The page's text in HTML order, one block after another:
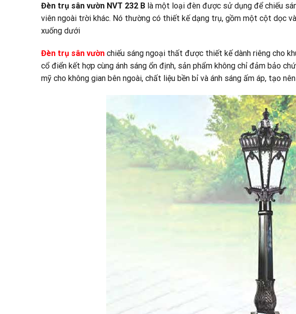
Đèn trụ sân vườn NVT 232 B là một loại đèn được sử dụng để chiếu
viên ngoài trời khác. Nó thường có thiết kế dạng trụ, gồm một cột dọc
xuống dưới
Đèn trụ sân vườn chiếu sáng ngoại thất được thiết kế dành riêng cho
cổ điển kết hợp cùng ánh sáng ổn định, sản phẩm không chỉ đảm bảo
mỹ cho không gian bên ngoài, chất liệu bền bỉ và ánh sáng ấm áp, tạo